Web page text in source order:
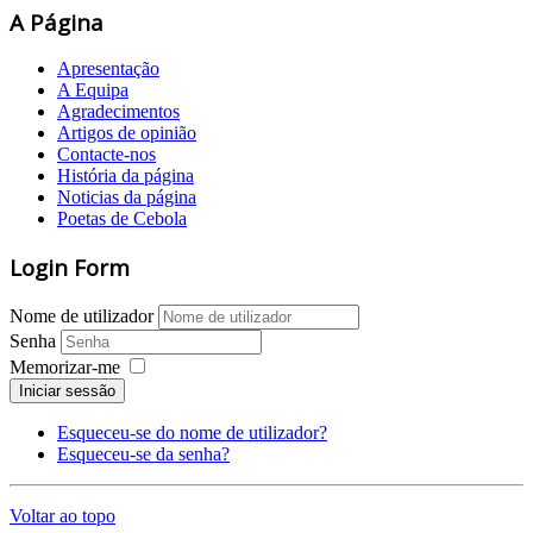
A Página
Apresentação
A Equipa
Agradecimentos
Artigos de opinião
Contacte-nos
História da página
Noticias da página
Poetas de Cebola
Login Form
Nome de utilizador
Senha
Memorizar-me
Iniciar sessão
Esqueceu-se do nome de utilizador?
Esqueceu-se da senha?
Voltar ao topo